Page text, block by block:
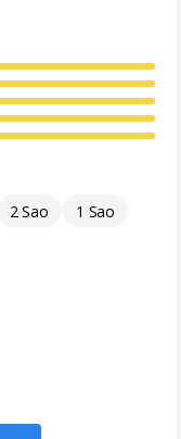
2 Sao 1 Sao